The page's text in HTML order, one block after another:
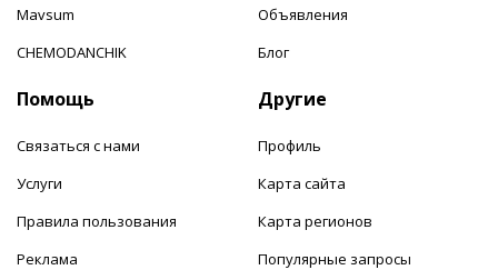
Mavsum
CHEMODANCHIK
Объявления
Блог
Помощь
Связаться с нами
Услуги
Правила пользования
Реклама
Другие
Профиль
Карта сайта
Карта регионов
Популярные запросы